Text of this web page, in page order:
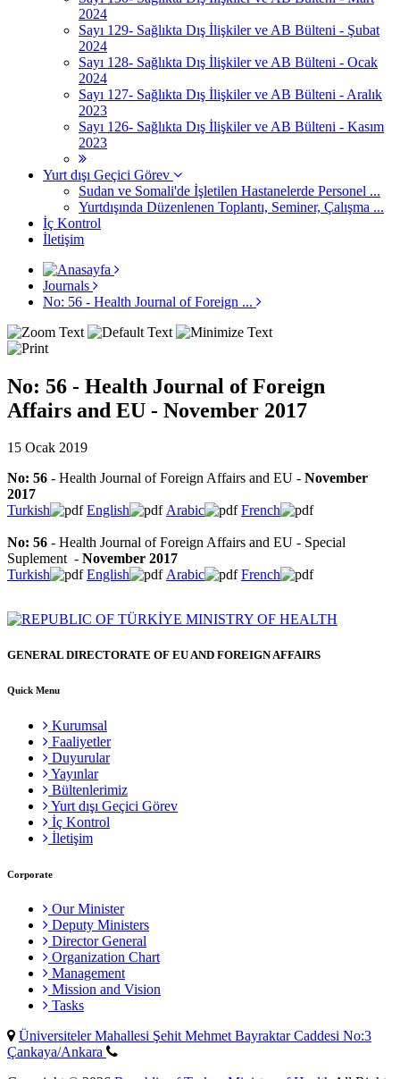
2024
Sayı 129- Sağlıkta Dış İlişkiler ve AB Bülteni - Şubat
2024
Sayı 128- Sağlıkta Dış İlişkiler ve AB Bülteni - Ocak
2024
Sayı 127- Sağlıkta Dış İlişkiler ve AB Bülteni - Aralık
2023
Sayı 126- Sağlıkta Dış İlişkiler ve AB Bülteni - Kasım
2023
Yurt dışı Geçici Görev
Sudan ve Somali'de İşletilen Hastanelerde Personel ...
Yurtdışında Düzenlenen Toplantı, Seminer, Çalışma ...
İç Kontrol
İletişim
Journals
No: 56 - Health Journal of Foreign ...
No: 56 - Health Journal of Foreign
Affairs and EU - November 2017
15 Ocak 2019
No: 56 - Health Journal of Foreign Affairs and EU - November
2017
Turkish
English Arabic French
No: 56 - Health Journal of Foreign Affairs and EU - Special
Suplement - November 2017
Turkish
English Arabic French
GENERAL DIRECTORATE OF EU AND FOREIGN AFFAIRS
Quick Menu
Kurumsal
Faaliyetler
Duyurular
Yayınlar
Bültenlerimiz
Yurt dışı Geçici Görev
İç Kontrol
İletişim
Corporate
Our Minister
Deputy Ministers
Director General
Organization Chart
Management
Mission and Vision
Tasks
Üniversiteler Mahallesi Şehit Mehmet Bayraktar Caddesi No:3
Çankaya/Ankara